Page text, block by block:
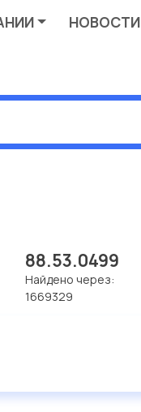
НОВОСТИ
88.53.0499
Найдено через:
1669329